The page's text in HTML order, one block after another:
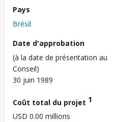
Pays
Brésil
Date d'approbation
(à la date de présentation au
Conseil)
30 juin 1989
Coût total du projet 1
USD 0.00 millions